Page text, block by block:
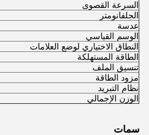
السرعة القصوى
الجلفانومتر
عدسة
الوسم القياسي
النطاق الاختياري لوضع العلامات
الطاقة المستهلكة
تنسيق الملف
مزود الطاقة
نظام التبريد
الوزن الإجمالي
سمات